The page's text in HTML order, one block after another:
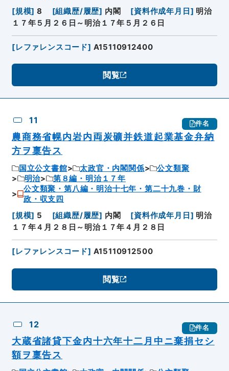
[規模] 8 [組織歴/履歴] 内閣 [資料作成年月日 ] 明治
１７年５月２６日～明治１７年５月２６日
[レファレンスコード] A15110912400
閲覧
11 件名
農商務省幌内岩内両炭礦并鉄道起業基金弁納
方ヲ稟告ス
国立公文書館 太政官・内閣関係
公文類聚
明治
第８編・明治１７年
公文類聚・第八編・明治十七年・第二十九巻・財
政・収支四
[規模] 5 [組織歴/履歴] 内閣 [資料作成年月日 ] 明治
１７年４月２８日～明治１７年４月２８日
[レファレンスコード] A15110912500
閲覧
12 件名
大蔵省諸貸下金内十六年十二月中ニ棄捐セシ
額ヲ稟告ス